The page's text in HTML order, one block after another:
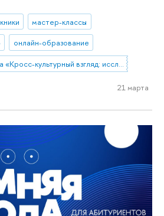
мастер-классы
онлайн-образование
Школа «Кросс-культурный взгляд: исследования без границ»
21 марта